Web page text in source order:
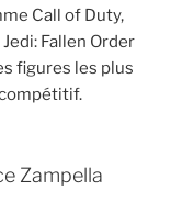
Call of Duty,
Fallen Order
figures les plus
Zampella